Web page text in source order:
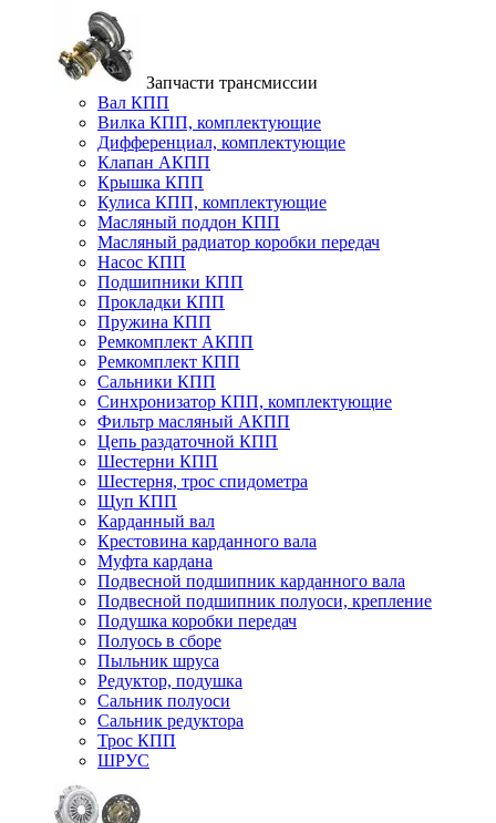
Запчасти трансмиссии
Вал КПП
Вилка КПП, комплектующие
Дифференциал, комплектующие
Клапан АКПП
Крышка КПП
Кулиса КПП, комплектующие
Масляный поддон КПП
Масляный радиатор коробки передач
Насос КПП
Подшипники КПП
Прокладки КПП
Пружина КПП
Ремкомплект АКПП
Ремкомплект КПП
Сальники КПП
Синхронизатор КПП, комплектующие
Фильтр масляный АКПП
Цепь раздаточной КПП
Шестерни КПП
Шестерня, трос спидометра
Щуп КПП
Карданный вал
Крестовина карданного вала
Муфта кардана
Подвесной подшипник карданного вала
Подвесной подшипник полуоси, крепление
Подушка коробки передач
Полуось в сборе
Пыльник шруса
Редуктор, подушка
Сальник полуоси
Сальник редуктора
Трос КПП
ШРУС